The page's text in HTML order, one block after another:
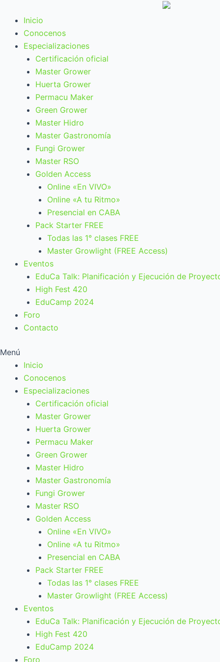
contenido
Inicio
Conocenos
Especializaciones
Certificación oficial
Master Grower
Huerta Grower
Permacu Maker
Green Grower
Master Hidro
Master Gastronomía
Fungi Grower
Master RSO
Golden Access
Online «En VIVO»
Online «A tu Ritmo»
Presencial en CABA
Pack Starter FREE
Todas las 1° clases FREE
Master Growlight (FREE Access)
Eventos
EduCa Talk: Planificación y Ejecución de
High Fest 420
EduCamp 2024
Foro
Contacto
Menú
Inicio
Conocenos
Especializaciones
Certificación oficial
Master Grower
Huerta Grower
Permacu Maker
Green Grower
Master Hidro
Master Gastronomía
Fungi Grower
Master RSO
Golden Access
Online «En VIVO»
Online «A tu Ritmo»
Presencial en CABA
Pack Starter FREE
Todas las 1° clases FREE
Master Growlight (FREE Access)
Eventos
EduCa Talk: Planificación y Ejecución de
High Fest 420
EduCamp 2024
Foro